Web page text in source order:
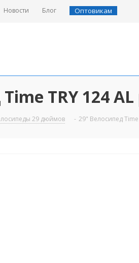
Новости Блог Оптовикам
TRY 124
29 дюймов - 29" Велосипед